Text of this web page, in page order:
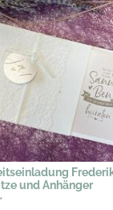
und Anhänger
*